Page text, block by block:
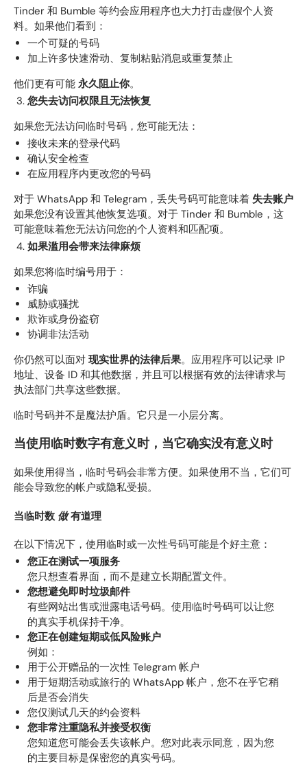
Tinder 和 Bumble 等约会应用程序也大力打击虚假个人资
料。如果他们看到：
一个可疑的号码
加上许多快速滑动、复制粘贴消息或重复禁止
他们更有可能 永久阻止你。
您失去访问权限且无法恢复
如果您无法访问临时号码，您可能无法：
接收未来的登录代码
确认安全检查
在应用程序内更改您的号码
对于 WhatsApp 和 Telegram，丢失号码可能意味着 失去账户
如果您没有设置其他恢复选项。对于 Tinder 和 Bumble，这
可能意味着您无法访问您的个人资料和匹配项。
如果滥用会带来法律麻烦
如果您将临时编号用于：
诈骗
威胁或骚扰
欺诈或身份盗窃
协调非法活动
你仍然可以面对 现实世界的法律后果。应用程序可以记录 IP
地址、设备 ID 和其他数据，并且可以根据有效的法律请求与
执法部门共享这些数据。
临时号码并不是魔法护盾。它只是一小层分离。
当使用临时数字有意义时，当它确实没有意义时
如果使用得当，临时号码会非常方便。如果使用不当，它们可
能会导致您的帐户或隐私受损。
当临时数 做有道理
在以下情况下，使用临时或一次性号码可能是个好主意：
您正在测试一项服务
您只想查看界面，而不是建立长期配置文件。
您想避免即时垃圾邮件
有些网站出售或泄露电话号码。使用临时号码可以让您
的真实手机保持干净。
您正在创建短期或低风险账户
例如：
用于公开赠品的一次性 Telegram 帐户
用于短期活动或旅行的 WhatsApp 帐户，您不在乎它稍
后是否会消失
您仅测试几天的约会资料
您非常注重隐私并接受权衡
您知道您可能会丢失该帐户。您对此表示同意，因为您
的主要目标是保密您的真实号码。